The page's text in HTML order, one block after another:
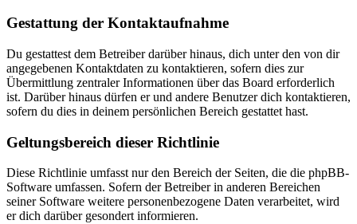
Gestattung der Kontaktaufnahme
Du gestattest dem Betreiber darüber hinaus, dich unter den von dir
angegebenen Kontaktdaten zu kontaktieren, sofern dies zur
Übermittlung zentraler Informationen über das Board erforderlich
ist. Darüber hinaus dürfen er und andere Benutzer dich kontaktieren,
sofern du dies in deinem persönlichen Bereich gestattet hast.
Geltungsbereich dieser Richtlinie
Diese Richtlinie umfasst nur den Bereich der Seiten, die die phpBB-
Software umfassen. Sofern der Betreiber in anderen Bereichen
seiner Software weitere personenbezogene Daten verarbeitet, wird
er dich darüber gesondert informieren.